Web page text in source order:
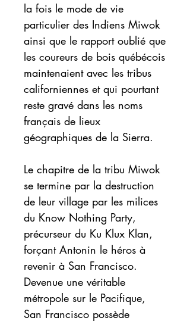
la fois le mode de vie
particulier des Indiens Miwok
ainsi que le rapport oublié que
les coureurs de bois québécois
maintenaient avec les tribus
californiennes et qui pourtant
reste gravé dans les noms
français de lieux
géographiques de la Sierra.
Le chapitre de la tribu Miwok
se termine par la destruction
de leur village par les milices
du Know Nothing Party,
précurseur du Ku Klux Klan,
forçant Antonin le héros à
revenir à San Francisco.
Devenue une véritable
métropole sur le Pacifique,
San Francisco possède